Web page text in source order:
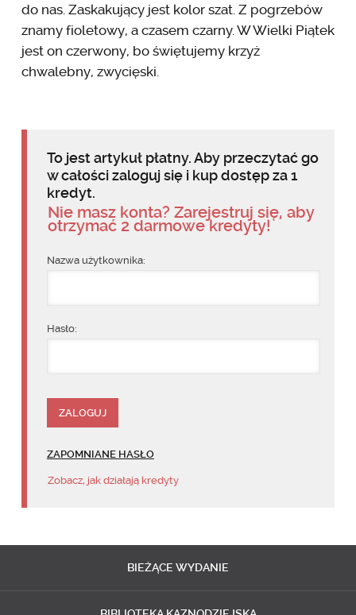
do nas. Zaskakujący jest kolor szat. Z pogrzebów
znamy fioletowy, a czasem czarny. W Wielki Piątek
jest on czerwony, bo świętujemy krzyż
chwalebny, zwycięski.
To jest artykuł płatny. Aby przeczytać go
w całości zaloguj się i kup dostęp za 1
kredyt.
Nie masz konta? Zarejestruj się, aby
otrzymać 2 darmowe kredyty!
Nazwa użytkownika:
Hasło:
ZAPOMNIANE HASŁO
Zobacz, jak działają kredyty
BIEŻĄCE WYDANIE